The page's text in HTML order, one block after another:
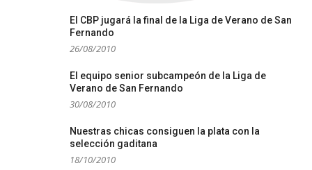
El CBP jugará la final de la Liga de Verano de San
Fernando
26/08/2010
El equipo senior subcampeón de la Liga de
Verano de San Fernando
30/08/2010
Nuestras chicas consiguen la plata con la
selección gaditana
18/10/2010